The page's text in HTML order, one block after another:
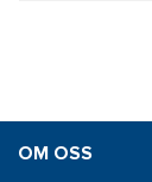
OM OSS